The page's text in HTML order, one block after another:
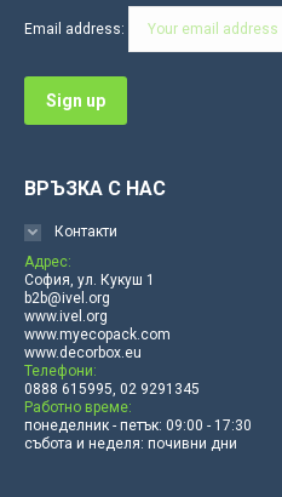
windowwindowwindow
in
in
in
Email address:
ВРЪЗКА С НАС
Контакти
Адрес:
София, ул. Кукуш 1
b2b@ivel.org
www.ivel.org
www.myecopack.com
www.decorbox.eu
Телефони:
0888 615995, 02 9291345
Работно време:
понеделник - петък: 09:00 - 17:30
събота и неделя: почивни дни